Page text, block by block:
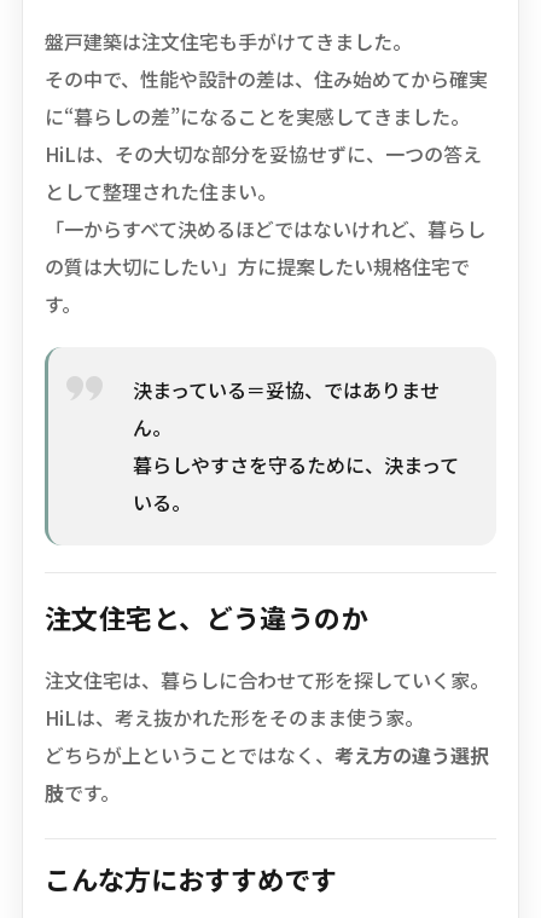
盤戸建築は注文住宅も手がけてきました。
その中で、性能や設計の差は、住み始めてから確実
に“暮らしの差”になることを実感してきました。
HiLは、その大切な部分を妥協せずに、一つの答え
として整理された住まい。
「一からすべて決めるほどではないけれど、暮らし
の質は大切にしたい」方に提案したい規格住宅で
す。
決まっている＝妥協、ではありませ
ん。
暮らしやすさを守るために、決まって
いる。
注文住宅と、どう違うのか
注文住宅は、暮らしに合わせて形を探していく家。
HiLは、考え抜かれた形をそのまま使う家。
どちらが上ということではなく、 考え方の違う選択
肢です。
こんな方におすすめです